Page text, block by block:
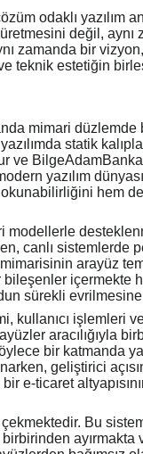
odaklı yazılım
değil, aynı
zamanda bir
teknik estetiğin
mimari
statik
ve
yazılım
hem de
canlı sistemlerde
arayüz
içermekte
sürekli evrilmesine
kullanıcı işlemleri
aracılığıyla
bir katmanda
geliştirici
e-ticaret
Bu
birbirinden